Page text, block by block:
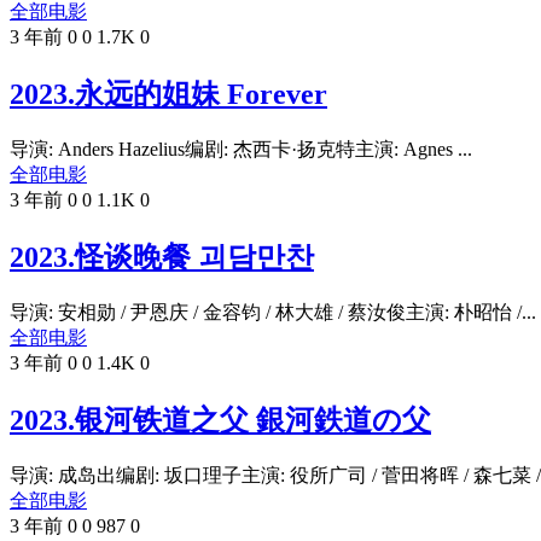
全部电影
3 年前 0 0 1.7K 0
2023.永远的姐妹 Forever‎
导演: Anders Hazelius编剧: 杰西卡·扬克特主演: Agnes ...
全部电影
3 年前 0 0 1.1K 0
2023.怪谈晚餐 괴담만찬
导演: 安相勋 / 尹恩庆 / 金容钧 / 林大雄 / 蔡汝俊主演: 朴昭怡 /...
全部电影
3 年前 0 0 1.4K 0
2023.银河铁道之父 銀河鉄道の父
导演: 成岛出编剧: 坂口理子主演: 役所广司 / 菅田将晖 / 森七菜
全部电影
3 年前 0 0 987 0